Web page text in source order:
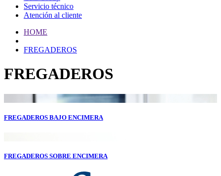
Servicio técnico
Atención al cliente
HOME
FREGADEROS
FREGADEROS
FREGADEROS BAJO ENCIMERA
FREGADEROS SOBRE ENCIMERA